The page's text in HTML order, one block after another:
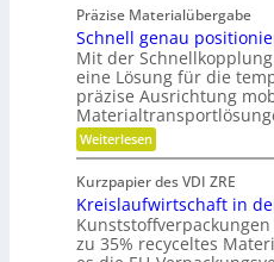
g
e
s
c
h
l
i
e
n
s
c
h
e
r
B
e
d
i
e
n
r
t
u
n
g
s
f
r
e
e
s
H
y
b
Präzise Materialübergabe
Schnell genau
Mit der
eine Lösung für die
präzise Ausrichtung
Weiterlesen:
S
h
n
e
l
l
Kurzpapier des VDI ZRE
Kreislaufwirtschaft in
zu 35% recyceltes